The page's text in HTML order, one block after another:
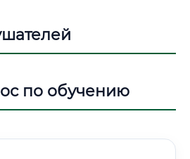
по обучению